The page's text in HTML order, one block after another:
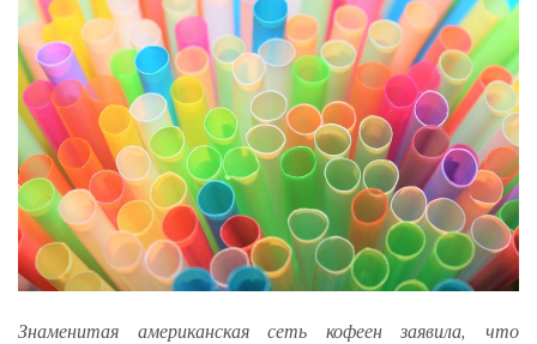
Знаменитая американская сеть кофеен заявила, что